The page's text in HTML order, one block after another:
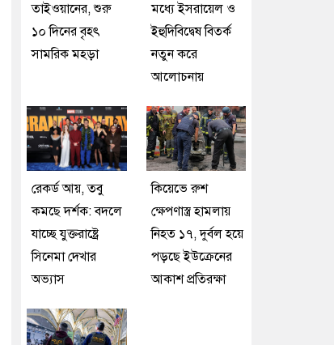
তাইওয়ানের, শুরু
১০ দিনের বৃহৎ
সামরিক মহড়া
মধ্যে ইসরায়েল ও
ইহুদিবিদ্বেষ বিতর্ক
নতুন করে
আলোচনায়
রেকর্ড আয়, তবু
কমছে দর্শক: বদলে
যাচ্ছে যুক্তরাষ্ট্রে
সিনেমা দেখার
অভ্যাস
কিয়েভে রুশ
ক্ষেপণাস্ত্র হামলায়
নিহত ১৭, দুর্বল হয়ে
পড়ছে ইউক্রেনের
আকাশ প্রতিরক্ষা